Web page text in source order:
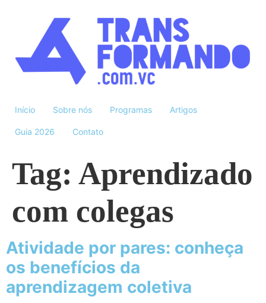
Início Sobre nós Programas Artigos
Guia 2026 Contato
Tag: Aprendizado
com colegas
Atividade por pares: conheça
os benefícios da
aprendizagem coletiva